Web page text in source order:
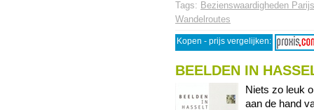
Tags: Bezienswaardigheden Parijs
Wandelroutes
Kopen - prijs vergelijken:
BEELDEN IN
Niets zo leuk
aan de hand